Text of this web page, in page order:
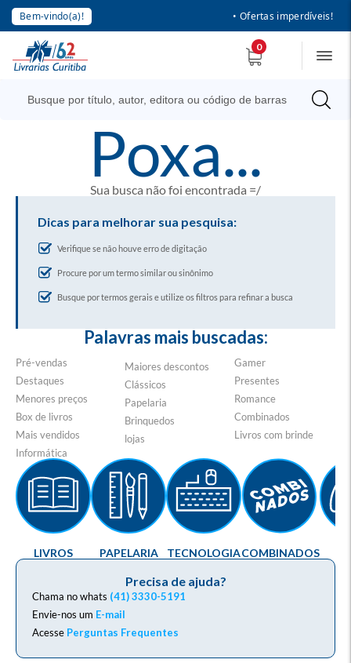
Bem-vindo(a)! • Ofertas imperdíveis!
0
poxa...
Sua busca não foi encontrada =/
Dicas para melhorar sua pesquisa:
Verifique se não houve erro de digitação
Procure por um termo similar ou sinônimo
Busque por termos gerais e utilize os filtros para refinar a busca
Palavras mais buscadas:
Pré-vendas
Destaques
Menores preços
Box de livros
Mais vendidos
Informática
Maiores descontos
Clássicos
Papelaria
Brinquedos
lojas
Gamer
Presentes
Romance
Combinados
Livros com brinde
Precisa de ajuda?
Chama no whats (41) 3330-5191
Envie-nos um E-mail
Acesse Perguntas Frequentes
LIVROS PAPELARIA TECNOLOGIACOMBINADOS